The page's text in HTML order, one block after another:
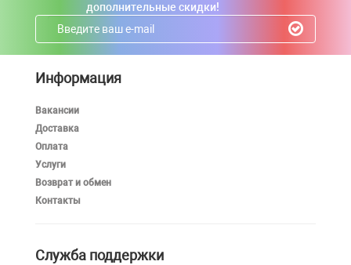
дополнительные скидки!
Информация
Вакансии
Доставка
Оплата
Услуги
Возврат и обмен
Контакты
Служба поддержки